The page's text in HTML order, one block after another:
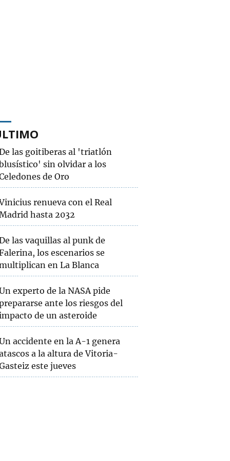
las goitiberas al 'triatlón
sin olvidar a los
de Oro
renueva con el Real
hasta 2032
las vaquillas al punk de
los escenarios se
en La Blanca
experto de la NASA pide
ante los riesgos del
de un asteroide
accidente en la A-1 genera
a la altura de Vitoria-
este jueves